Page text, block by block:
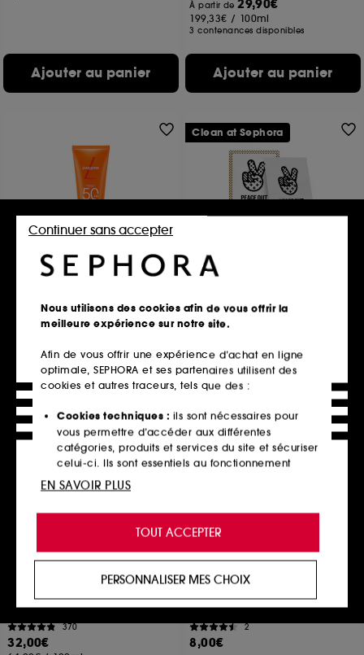
Ajouter au panier
À partir de29,90€
199,33€ / 100ml
3 contenances disponibles
Ajouter au panier
LANCASTER
SUN BEAUTY
38,00€
Ajouter au panier
PEACE OUT SKINCARE
Peace Out Acne
19,90€
Ajouter au panier
Clean at Sephora
Centella Barrier Cream
Baume cica-réparateur
370
32,00€
ERBORIAN
Water Shot Mask
Masque visage hydratant
2
8,00€
Nouveauté
Nous utilisons des cookies afin de vous offrir la
meilleure expérience sur notre site.
Afin de vous offrir une expérience d’achat en ligne
optimale, SEPHORA et ses partenaires utilisent des
cookies et autres traceurs, tels que des :
Cookies techniques : ils sont nécessaires pour
vous permettre d’accéder aux différentes
catégories, produits et services du site et sécuriser
celui-ci. Ils sont essentiels au fonctionnement
technique du site et ne peuvent être désactivés.
de vous offrir une expérience enrichie et
personnalisée en vous recommandant des
produits, des services et des contenus qui
proposer des offres promotionnelles adaptées à
votre profil.
Cookies réseaux sociaux et publicité :
utilisés pour vous présenter du contenu susceptible
TOUT ACCEPTER
Continuer sans accepter
PERSONNALISER MES CHOIX
EN SAVOIR PLUS